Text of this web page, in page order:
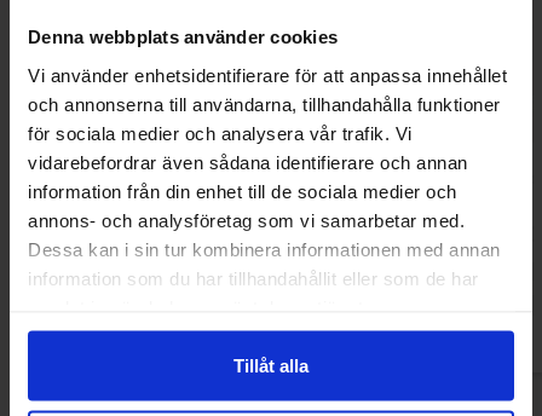
Denna webbplats använder cookies
Vi använder enhetsidentifierare för att anpassa innehållet
och annonserna till användarna, tillhandahålla funktioner
för sociala medier och analysera vår trafik. Vi
vidarebefordrar även sådana identifierare och annan
information från din enhet till de sociala medier och
annons- och analysföretag som vi samarbetar med.
Dessa kan i sin tur kombinera informationen med annan
information som du har tillhandahållit eller som de har
Tillåt alla
Pedro Peach Rings 80g
10.90 kr 7.90 kr
Køb